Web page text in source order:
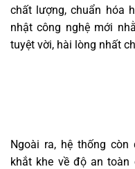
chất lượng, chuẩn hóa
nhật công nghệ mới
tuyệt vời, hài lòng nhất
Ngoài ra, hệ thống
khắt khe về độ an toàn